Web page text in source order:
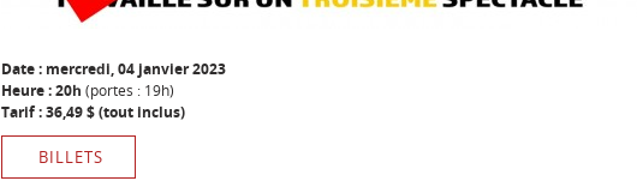
Date : mercredi, 04 janvier 2023
Heure : 20h (portes : 19h)
Tarif : 36,49 $ (tout inclus)
BILLETS